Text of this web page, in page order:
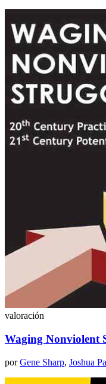
valoración
Waging Nonviolent
porGene Sharp, Joshua